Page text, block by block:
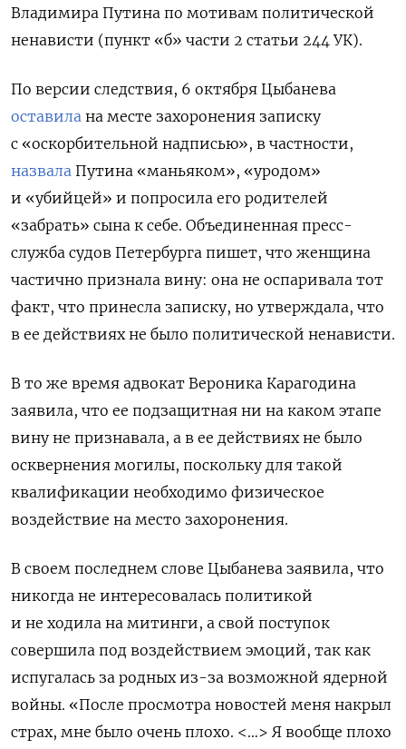
Владимира Путина по мотивам политической
ненависти (пункт «б» части 2 статьи 244 УК).
По версии следствия, 6 октября Цыбанева
оставила на месте захоронения записку
с «оскорбительной надписью», в частности,
назвала Путина «маньяком», «уродом»
и «убийцей» и попросила его родителей
«забрать» сына к себе. Объединенная пресс-
служба судов Петербурга пишет, что женщина
частично признала вину: она не оспаривала тот
факт, что принесла записку, но утверждала, что
в ее действиях не было политической ненависти.
В то же время адвокат Вероника Карагодина
заявила, что ее подзащитная ни на каком этапе
вину не признавала, а в ее действиях не было
осквернения могилы, поскольку для такой
квалификации необходимо физическое
воздействие на место захоронения.
В своем последнем слове Цыбанева заявила, что
никогда не интересовалась политикой
и не ходила на митинги, а свой поступок
совершила под воздействием эмоций, так как
испугалась за родных из-за возможной ядерной
войны. «После просмотра новостей меня накрыл
страх, мне было очень плохо. <…> Я вообще плохо